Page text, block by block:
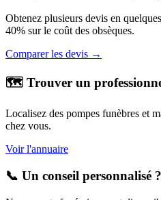
Obtenez plusieurs devis en
40% sur le coût des obsèques.
Comparer les devis →
🗺️ Trouver un
Localisez des pompes funèbres et
chez vous.
Voir l'annuaire
📞 Un conseil personnalisé ?